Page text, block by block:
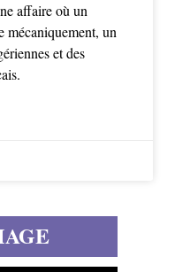
affaire où un
mécaniquement, un
et des